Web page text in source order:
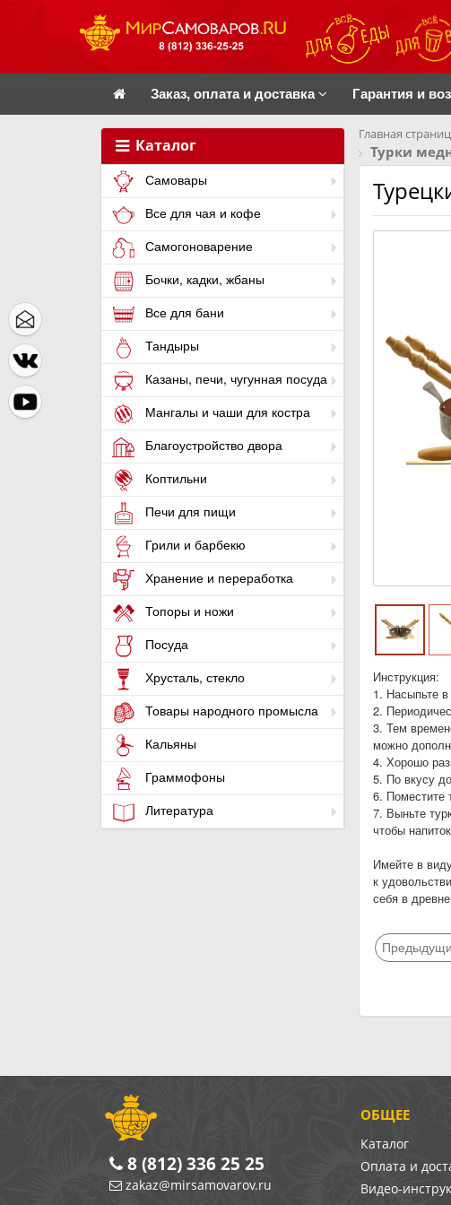
Заказ, оплата и доставка Гарантия и
Каталог
Самовары
Все для чая и кофе
Самогоноварение
Бочки, кадки, жбаны
Все для бани
Тандыры
Казаны, печи, чугунная посуда
Мангалы и чаши для костра
Благоустройство двора
Коптильни
Печи для пищи
Грили и барбекю
Хранение и переработка
Топоры и ножи
Посуда
Хрусталь, стекло
Товары народного промысла
Кальяны
Граммофоны
Литература
Главная
Турки
Инструкция:
1. Насыпьте
2.
3. Тем
можно
4. Хорошо
5. По вкусу
6. Поместите
7. Выньте
чтобы
Имейте в
к
себя в
ОБЩЕЕ
Каталог
Оплата и
Видео-
8 (812) 336 25 25
zakaz@mirsamovarov.ru